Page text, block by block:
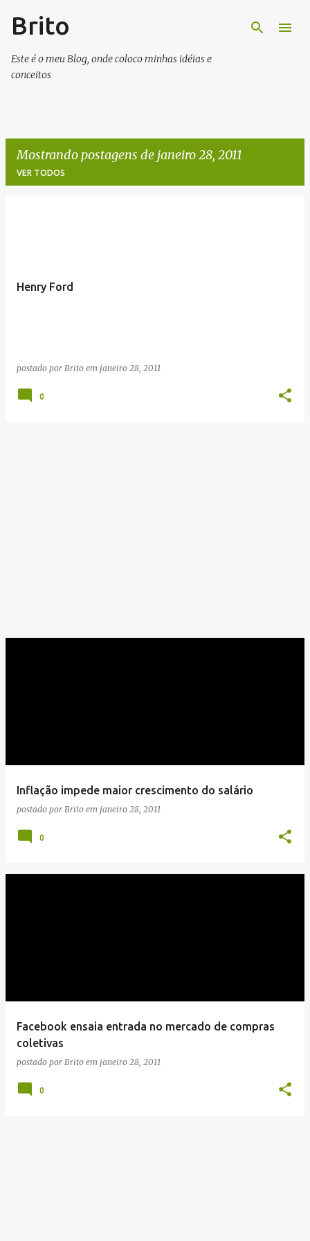
Brito
Este é o meu Blog, onde coloco minhas idéias e
conceitos
Mostrando postagens de janeiro 28, 2011
VER TODOS
Henry Ford
postado por Brito em janeiro 28, 2011
0
Inflação impede maior crescimento do salário
postado por Brito em janeiro 28, 2011
0
Facebook ensaia entrada no mercado de compras
coletivas
postado por Brito em janeiro 28, 2011
0